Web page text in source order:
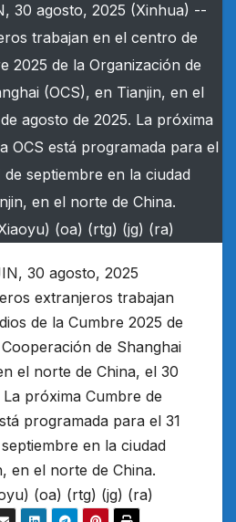
30 agosto, 2025 (Xinhua) --
trabajan en el centro de
2025 de la Organización de
(OCS), en Tianjin, en el
agosto de 2025. La próxima
OCS está programada para el
de septiembre en la ciudad
en el norte de China.
(oa) (rtg) (jg) (ra)
30 agosto, 2025
extranjeros trabajan
de la Cumbre 2025 de
de Shanghai
el norte de China, el 30
próxima Cumbre de
programada para el 31
en la ciudad
en el norte de China.
(oa) (rtg) (jg) (ra)